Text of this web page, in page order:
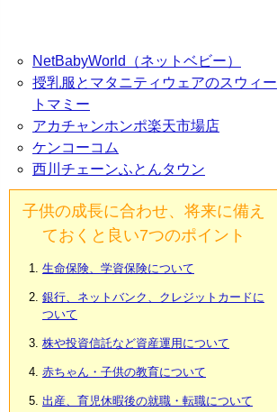
NetBabyWorld（ネットベビー）
授乳服とマタニティウェアのスウィー
トマミー
アカチャンホンポ楽天市場店
ケンコーコム
西川チェーンふとんタウン
子供の成長に合わせ、将来に備え
ておくと良い7つのポイント
生命保険、学資保険について
銀行、ネットバンク、クレジットカードに
ついて
株や投資信託など資産運用について
赤ちゃん・子供の教育について
出産、育児休暇後の就職・転職について